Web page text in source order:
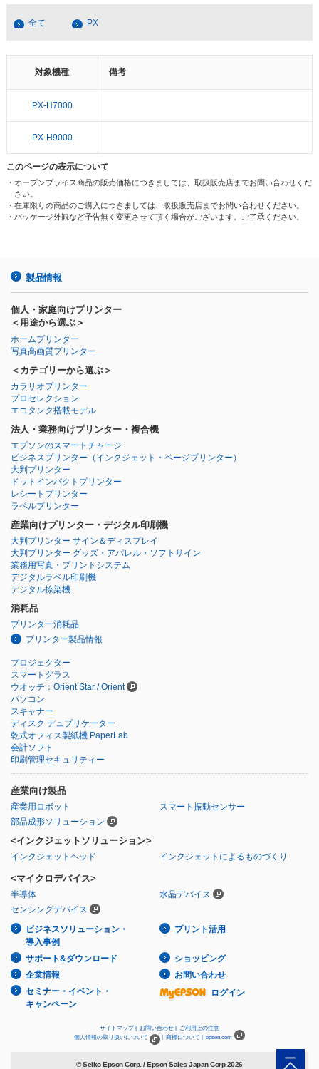
全て PX
対象機種 備考
PX-H7000
PX-H9000
このページの表示について
・オープンプライス商品の販売価格につきましては、取扱販売店までお問い合わせくだ
さい。
・在庫限りの商品のご購入につきましては、取扱販売店までお問い合わせください。
・パッケージ外観など予告無く変更させて頂く場合がございます。ご了承ください。
製品情報
個人・家庭向けプリンター
＜用途から選ぶ＞
ホームプリンター
写真高画質プリンター
＜カテゴリーから選ぶ＞
カラリオプリンター
プロセレクション
エコタンク搭載モデル
法人・業務向けプリンター・複合機
エプソンのスマートチャージ
ビジネスプリンター （インクジェット・ページプリンター）
大判プリンター
ドットインパクトプリンター
レシートプリンター
ラベルプリンター
産業向けプリンター・デジタル印刷機
大判プリンター サイン＆ディスプレイ
大判プリンター グッズ・アパレル・ソフトサイン
業務用写真・プリントシステム
デジタルラベル印刷機
デジタル捺染機
消耗品
プリンター消耗品
プリンター製品情報
プロジェクター
スマートグラス
ウオッチ：Orient Star / Orient
パソコン
スキャナー
ディスク デュプリケーター
乾式オフィス製紙機 PaperLab
会計ソフト
印刷管理セキュリティー
産業向け製品
産業用ロボット
スマート振動センサー
部品成形ソリューション
<インクジェットソリューション>
インクジェットヘッド インクジェットによるものづくり
<マイクロデバイス>
半導体
水晶デバイス
センシングデバイス
ビジネスソリューション・
導入事例
プリント活用
サポート&ダウンロード
ショッピング
企業情報
お問い合わせ
セミナー・イベント・
キャンペーン
ログイン
サイトマップ | お問い合わせ |
ご利用上の注意
個人情報の取り扱いについて
商標について | epson.com
© Seiko Epson Corp. / Epson Sales Japan Corp.2026